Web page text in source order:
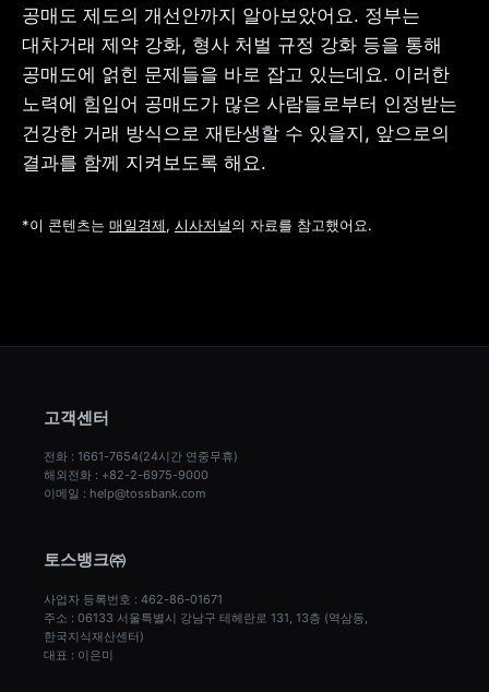
공매도 제도의 개선안까지 알아보았어요. 정부는
대차거래 제약 강화, 형사 처벌 규정 강화 등을 통해
공매도에 얽힌 문제들을 바로 잡고 있는데요. 이러한
노력에 힘입어 공매도가 많은 사람들로부터 인정받는
건강한 거래 방식으로 재탄생할 수 있을지, 앞으로의
결과를 함께 지켜보도록 해요.
*이 콘텐츠는 매일경제, 시사저널의 자료를 참고했어요.
고객센터
전화 : 1661-7654(24시간 연중무휴)
해외전화 : +82-2-6975-9000
이메일 : help@tossbank.com
토스뱅크㈜
사업자 등록번호 : 462-86-01671
주소 : 06133 서울특별시 강남구 테헤란로 131, 13층 (역삼동,
한국지식재산센터)
대표 : 이은미